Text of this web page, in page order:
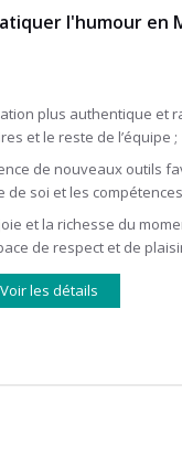
l'humour en
plus authentique et
et le reste de l’équipe ;
de nouveaux outils
de soi et les
et la richesse du
de respect et de
Voir les détails